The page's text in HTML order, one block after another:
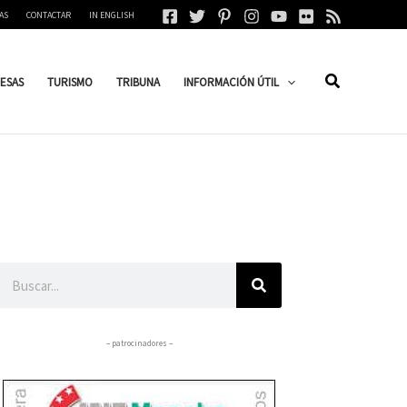
CONTACTAR IN ENGLISH
TURISMO TRIBUNA INFORMACIÓN ÚTIL
– patrocinadores –